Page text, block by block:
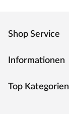
Shop Service
Informationen
Top Kategorien